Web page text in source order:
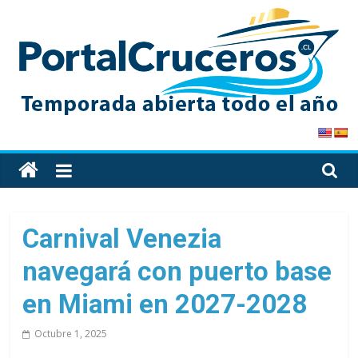
content
PortalCruceros
Toda
la
de
cruceros
en
un
solo
Carnival Venezia
navegará con puerto base
en Miami en 2027-2028
Octubre 1, 2025